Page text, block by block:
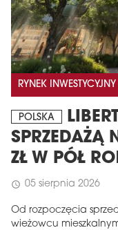
RYNEK
POLSKA
SPRZEDAŻĄ
ZŁ W PÓŁ
schedule 05 sierpnia 2026
Od rozpoczęcia
wieżowcu